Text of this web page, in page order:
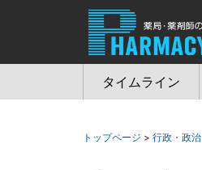
タイムライン
トップページ > 行政・政治